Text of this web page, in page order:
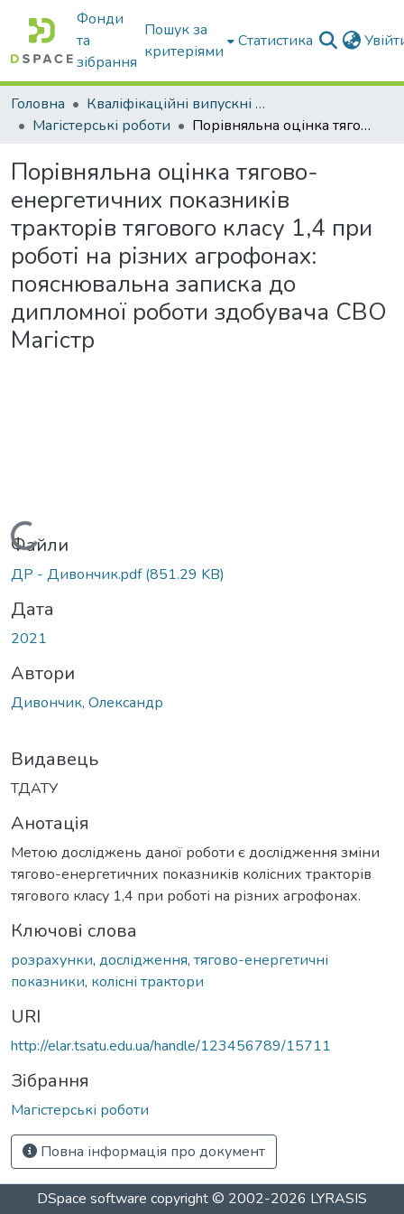
Фонди
та
зібрання
Пошук за
критеріями
Статистика
Головна
Кваліфікаційні випускні роботи бакалаврів і магістрів
Магістерські роботи
Порівняльна оцінка тягово-енергетичних показників тракторів тягового класу 1,4 при роботі на різних агрофонах: пояснювальна записка до дипломної роботи здобувача СВО Магістр
Порівняльна оцінка тягово-
енергетичних показників
тракторів тягового класу 1,4 при
роботі на різних агрофонах:
пояснювальна записка до
дипломної роботи здобувача СВО
Магістр
Вантажиться...
Файли
ДР - Дивончик.pdf(851.29 KB)
Дата
2021
Автори
Дивончик, Олександр
Видавець
ТДАТУ
Анотація
Метою досліджень даної роботи є дослідження зміни
тягово-енергетичних показників колісних тракторів
тягового класу 1,4 при роботі на різних агрофонах.
Ключові слова
розрахунки, дослідження, тягово-енергетичні
показники, колісні трактори
URI
http://elar.tsatu.edu.ua/handle/123456789/15711
Зібрання
Магістерські роботи
Повна інформація про документ
DSpace software copyright © 2002-2026 LYRASIS